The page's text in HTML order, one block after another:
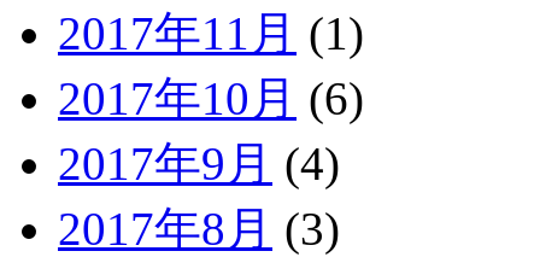
2017年11月 (1)
2017年10月 (6)
2017年9月 (4)
2017年8月 (3)